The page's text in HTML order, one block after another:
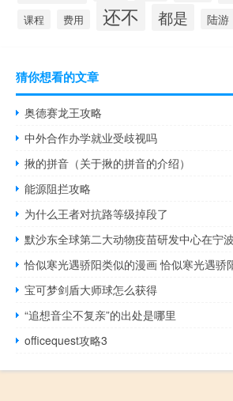
课程 费用 还不 都是 陆游
猜你想看的文章
奥德赛龙王攻略
中外合作办学就业受歧视吗
揪的拼音（关于揪的拼音的介绍）
能源阻拦攻略
为什么王者对抗路等级掉段了
默沙东全球第二大动物疫苗研发中心在宁
恰似寒光遇骄阳类似的漫画 恰似寒光遇骄
宝可梦剑盾大师球怎么获得
“追想音尘不复亲”的出处是哪里
officequest攻略3